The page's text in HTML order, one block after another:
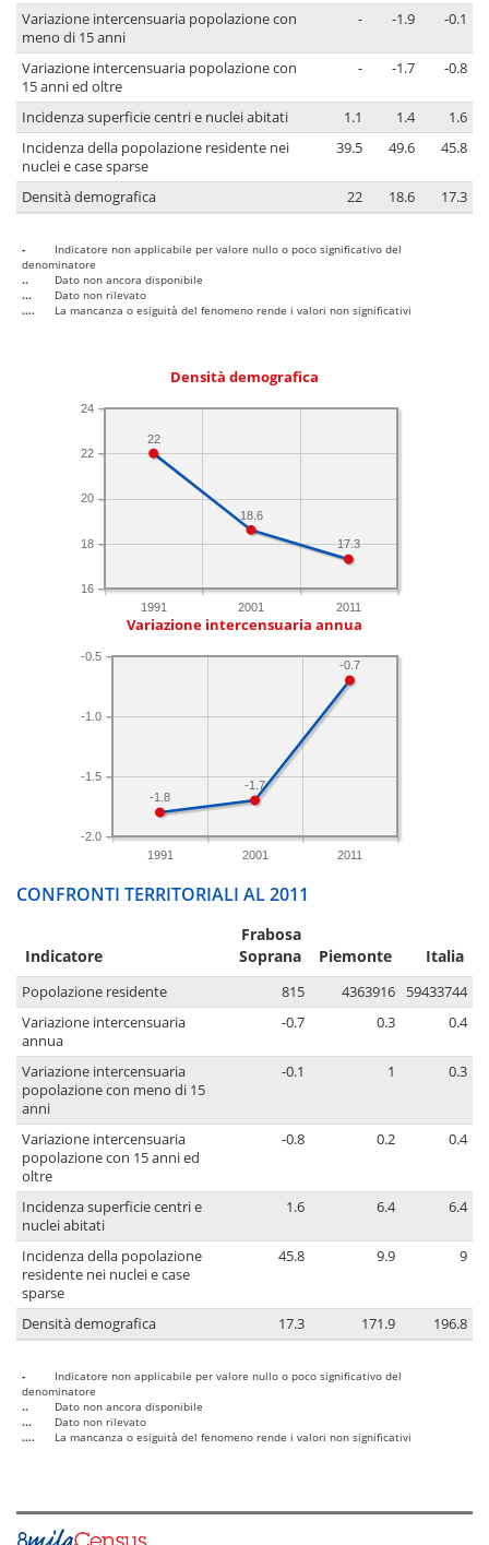
Variazione intercensuaria popolazione con
meno di 15 anni
- -1.9 -0.1
Variazione intercensuaria popolazione con
15 anni ed oltre
- -1.7 -0.8
Incidenza superficie centri e nuclei abitati 1.1 1.4
1.6
Incidenza della popolazione residente nei
nuclei e case sparse
39.5 49.6 45.8
Densità demografica 22 18.6 17.3
-
Indicatore non applicabile per valore nullo o poco significativo del
denominatore
..
Dato non ancora disponibile
...
Dato non rilevato
....
La mancanza o esiguità del fenomeno rende i valori non significativi
Densità demografica
1991 2001 2011
16
18
20
22
24
17.3
18.6
22
Variazione intercensuaria annua
1991 2001 2011
-2.0
-1.5
-1.0
-0.5
-0.7
-1.7
-1.8
CONFRONTI TERRITORIALI AL 2011
Indicatore
Frabosa
Soprana
Piemonte Italia
Popolazione residente 815 4363916
59433744
Variazione intercensuaria
annua
-0.7 0.3 0.4
Variazione intercensuaria
popolazione con meno di 15
anni
-0.1 1 0.3
Variazione intercensuaria
popolazione con 15 anni ed
oltre
-0.8 0.2 0.4
Incidenza superficie centri e
nuclei abitati
1.6 6.4 6.4
Incidenza della popolazione
residente nei nuclei e case
sparse
45.8 9.9 9
Densità demografica 17.3 171.9 196.8
-
Indicatore non applicabile per valore nullo o poco significativo del
denominatore
..
Dato non ancora disponibile
...
Dato non rilevato
....
La mancanza o esiguità del fenomeno rende i valori non significativi